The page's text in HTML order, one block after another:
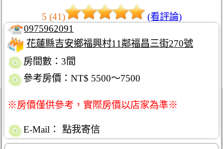
5 (41)
(看評論)
0975962091
花蓮縣吉安鄉福興村11鄰福昌三街270號
房間數：3間
參考房價：NT$ 5500～7500
※房價僅供參考，實際房價以店家為準※
E-Mail： 點我寄信